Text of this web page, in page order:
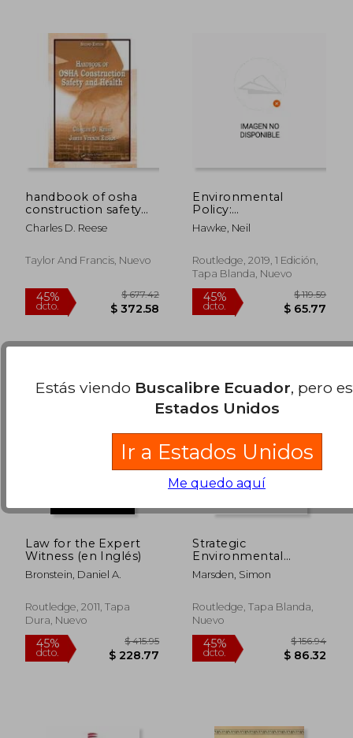
dcto. $ 141.49 dcto.
40%
dcto. $ 170.03
45%
dcto. $
handbook of osha
construction safety
and health
Charles D. Reese
Taylor And Francis, Nuevo
Environmental
Policy:
Implementation and
Enforcement (en
Hawke, Neil
Routledge, 2019, 1 Edición,
Tapa Blanda, Nuevo
Law for the Expert
Witness (en Inglés)
Bronstein, Daniel A.
Routledge, 2011, Tapa
Dura, Nuevo
Strategic
Environmental
Assessment in
International and
Practitioner's Guide
(en Inglés)
Marsden, Simon
Routledge, Tapa Blanda,
Nuevo
Estás viendo Buscalibre Ecuador, pero
Estados Unidos
Ir a Estados Unidos
Me quedo aquí